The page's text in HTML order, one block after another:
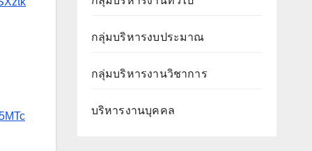
กลุ่มบริหารงบประมาณ
กลุ่มบริหารงานวิชาการ
บริหารงานบุคคล